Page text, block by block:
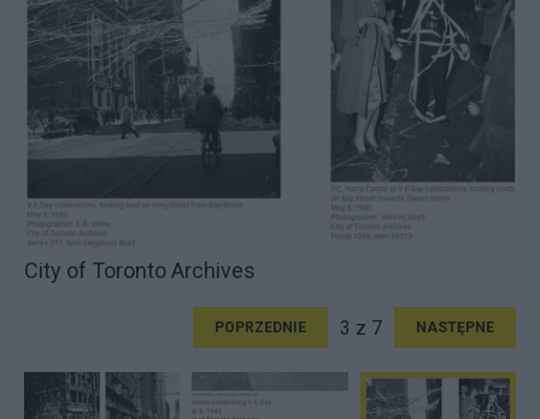
City of Toronto Archives
POPRZEDNIE 3 z 7 NASTĘPNE